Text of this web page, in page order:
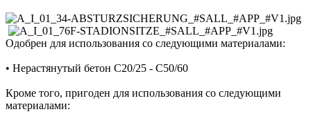
Одобрен для использования со следующими материалами:
• Нерастянутый бетон C20/25 - C50/60
Кроме того, пригоден для использования со следующими
материалами: